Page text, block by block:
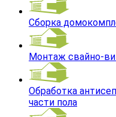
Сборка
Монтаж свайно-
Обработка
части пола